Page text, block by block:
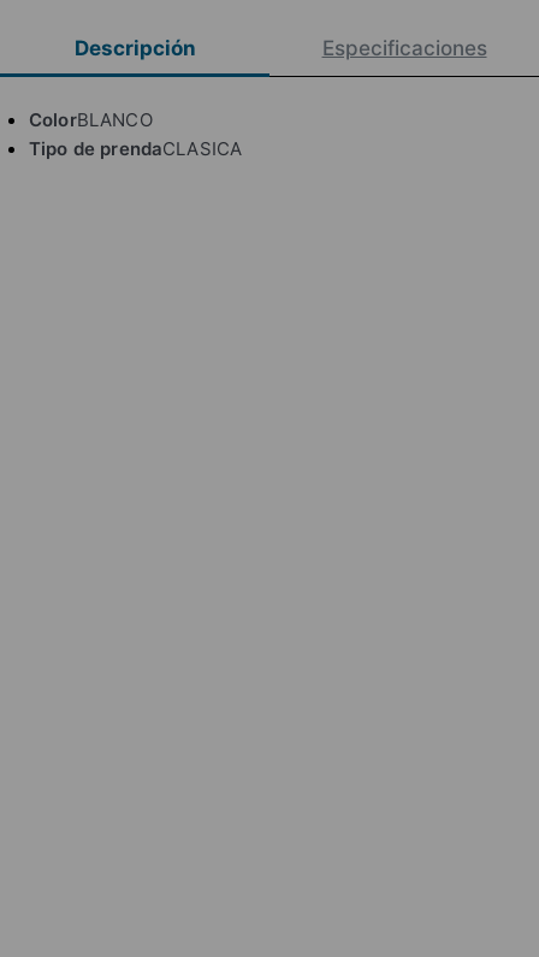
Descripción Especificaciones
ColorBLANCO
Tipo de prendaCLASICA